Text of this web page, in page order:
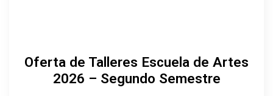
Oferta de Talleres Escuela de Artes
2026 – Segundo Semestre